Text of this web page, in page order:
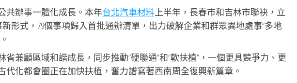
共辦事一體化成長。本年台北汽車材料上半年，長春市和吉林市聯袂，立
新形式，79個事項歸入首批通辦清單，出力破解企業和群眾異地處事“多地
省兼顧區域和諧成長，同步推動“硬聯通”和“軟扶植”，一個更具競爭力、更
代化都會圈正在加快扶植，奮力譜寫著西南周全復興新篇章。